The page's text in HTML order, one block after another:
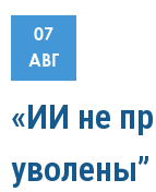
07
АВГ
«ИИ не